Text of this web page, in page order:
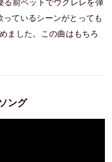
ているシーンがとっても
ました。この曲はもちろ
ング